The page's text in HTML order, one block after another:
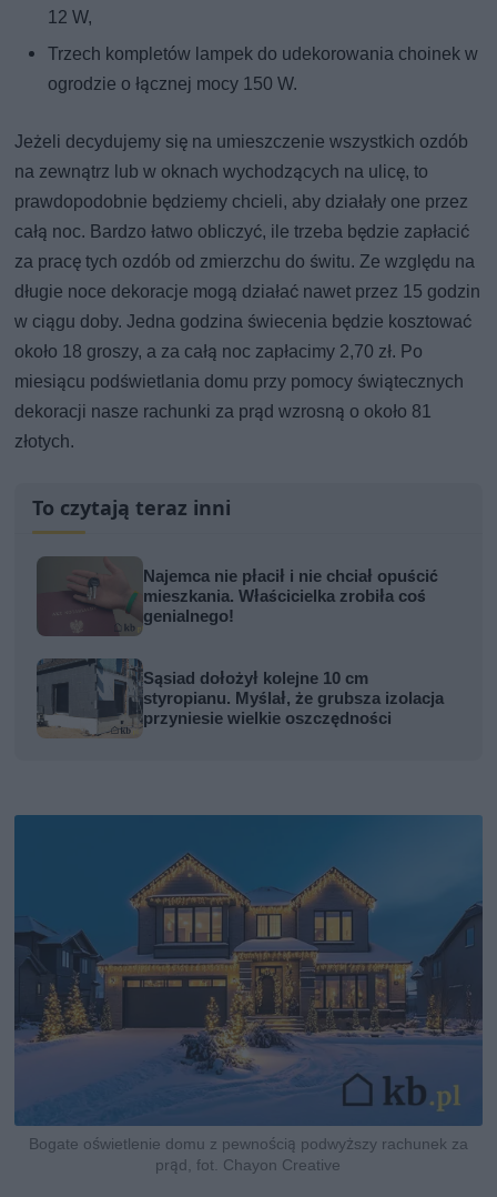
12 W,
Trzech kompletów lampek do udekorowania choinek w
ogrodzie o łącznej mocy 150 W.
Jeżeli decydujemy się na umieszczenie wszystkich ozdób
na zewnątrz lub w oknach wychodzących na ulicę, to
prawdopodobnie będziemy chcieli, aby działały one przez
całą noc. Bardzo łatwo obliczyć, ile trzeba będzie zapłacić
za pracę tych ozdób od zmierzchu do świtu. Ze względu na
długie noce dekoracje mogą działać nawet przez 15 godzin
w ciągu doby. Jedna godzina świecenia będzie kosztować
około 18 groszy, a za całą noc zapłacimy 2,70 zł. Po
miesiącu podświetlania domu przy pomocy świątecznych
dekoracji nasze rachunki za prąd wzrosną o około 81
złotych.
To czytają teraz inni
Najemca nie płacił i nie chciał opuścić
mieszkania. Właścicielka zrobiła coś
genialnego!
Sąsiad dołożył kolejne 10 cm
styropianu. Myślał, że grubsza izolacja
przyniesie wielkie oszczędności
Bogate oświetlenie domu z pewnością podwyższy rachunek za
prąd, fot. Chayon Creative